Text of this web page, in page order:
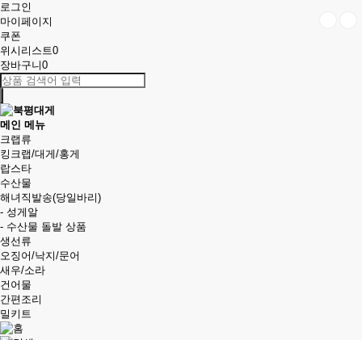
로그인
마이페이지
쿠폰
위시리스트0
장바구니0
메인 메뉴
크랩류
킹크랩/대게/홍게
랍스타
수산물
해녀직발송(당일바리)
- 성게알
- 수산물 돌발 상품
생선류
오징어/낙지/문어
새우/소라
건어물
간편조리
밀키트